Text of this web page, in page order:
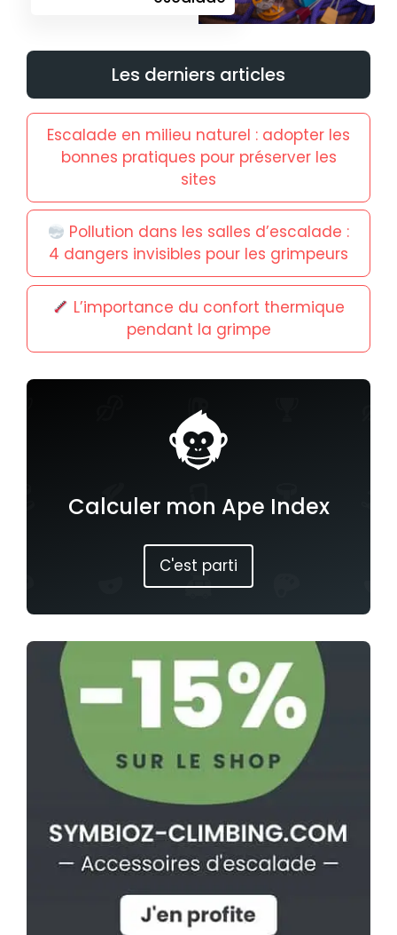
Les derniers articles
Escalade en milieu naturel : adopter les
bonnes pratiques pour préserver les
sites
Pollution dans les salles d’escalade :
4 dangers invisibles pour les grimpeurs
L’importance du confort thermique
pendant la grimpe
Calculer mon Ape Index
C'est parti